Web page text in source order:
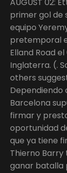
primer gol de
equipo
pretemporal
Elland Road
Inglaterra. (.
others
Dependiendo
Barcelona
firmar y
oportunidad
que ya tiene
Thierno
ganar batalla